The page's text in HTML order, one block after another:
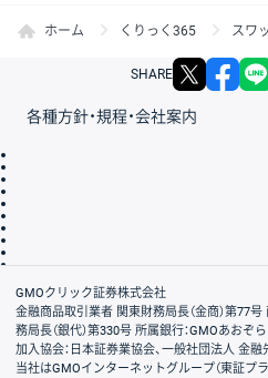
ホーム くりっく365 スワ
SHARE X
各種方針・規程・会社案内
会社案内
GMOクリック証券株式会社
金融商品取引業者 関東財務局長（金商）第77
務局長（銀代）第330号 所属銀行：GMOあおぞ
加入協会：日本証券業協会、一般社団法人 金
当社はGMOインターネットグループ（東証プ